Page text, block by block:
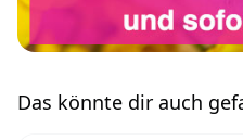
Das könnte dir auch